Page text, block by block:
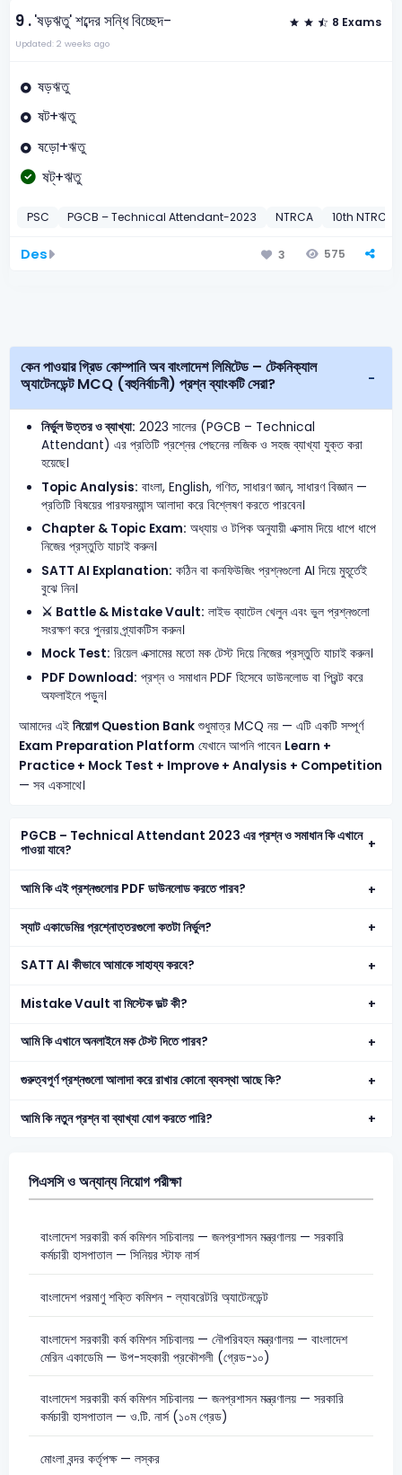
9 .'ষড়ঋতু' শব্দের সন্ধি বিচ্ছেদ- 8 Exams
Updated: 2 weeks ago
ষড়ঋতু
ষট+ঋতু
ষড়ো+ঋতু
ষট্+ঋতু
PSC PGCB – Technical Attendant-2023 NTRCA 10th NTRCA
Des 3 575
কেন পাওয়ার গ্রিড কোম্পানি অব বাংলাদেশ লিমিটেড – টেকনিক্যাল
অ্যাটেনডেন্ট MCQ (বহুনির্বাচনী) প্রশ্ন ব্যাংকটি সেরা?
নির্ভুল উত্তর ও ব্যাখ্যা: 2023 সালের (PGCB – Technical
Attendant) এর প্রতিটি প্রশ্নের পেছনের লজিক ও সহজ ব্যাখ্যা যুক্ত করা
হয়েছে।
Topic Analysis: বাংলা, English, গণিত, সাধারণ জ্ঞান, সাধারণ বিজ্ঞান —
প্রতিটি বিষয়ের পারফরম্যান্স আলাদা করে বিশ্লেষণ করতে পারবেন।
Chapter & Topic Exam: অধ্যায় ও টপিক অনুযায়ী এক্সাম দিয়ে ধাপে ধাপে
নিজের প্রস্তুতি যাচাই করুন।
SATT AI Explanation: কঠিন বা কনফিউজিং প্রশ্নগুলো AI দিয়ে মুহূর্তেই
বুঝে নিন।
⚔️ Battle & Mistake Vault: লাইভ ব্যাটেল খেলুন এবং ভুল প্রশ্নগুলো
সংরক্ষণ করে পুনরায় প্র্যাকটিস করুন।
Mock Test: রিয়েল এক্সামের মতো মক টেস্ট দিয়ে নিজের প্রস্তুতি যাচাই করুন।
PDF Download: প্রশ্ন ও সমাধান PDF হিসেবে ডাউনলোড বা প্রিন্ট করে
অফলাইনে পড়ুন।
আমাদের এই নিয়োগ Question Bankশুধুমাত্র MCQ নয় — এটি একটি সম্পূর্ণ
Exam Preparation Platform যেখানে আপনি পাবেন Learn +
Practice + Mock Test + Improve + Analysis + Competition
— সব একসাথে।
PGCB – Technical Attendant 2023 এর প্রশ্ন ও সমাধান কি এখানে
পাওয়া যাবে?
আমি কি এই প্রশ্নগুলোর PDF ডাউনলোড করতে পারব?
স্যাট একাডেমির প্রশ্নোত্তরগুলো কতটা নির্ভুল?
SATT AI কীভাবে আমাকে সাহায্য করবে?
Mistake Vault বা মিস্টেক ভল্ট কী?
আমি কি এখানে অনলাইনে মক টেস্ট দিতে পারব?
গুরুত্বপূর্ণ প্রশ্নগুলো আলাদা করে রাখার কোনো ব্যবস্থা আছে কি?
আমি কি নতুন প্রশ্ন বা ব্যাখ্যা যোগ করতে পারি?
পিএসসি ও অন্যান্য নিয়োগ পরীক্ষা
বাংলাদেশ সরকারী কর্ম কমিশন সচিবালয় — জনপ্রশাসন মন্ত্রণালয় — সরকারি
কর্মচারী হাসপাতাল — সিনিয়র স্টাফ নার্স
বাংলাদেশ পরমাণু শক্তি কমিশন - ল্যাবরেটরি অ্যাটেনডেন্ট
বাংলাদেশ সরকারী কর্ম কমিশন সচিবালয় — নৌপরিবহন মন্ত্রণালয় — বাংলাদেশ
মেরিন একাডেমি — উপ-সহকারী প্রকৌশলী (গ্রেড-১০)
বাংলাদেশ সরকারী কর্ম কমিশন সচিবালয় — জনপ্রশাসন মন্ত্রণালয় — সরকারি
কর্মচারী হাসপাতাল — ও.টি. নার্স (১০ম গ্রেড)
মোংলা বন্দর কর্তৃপক্ষ — লস্কর